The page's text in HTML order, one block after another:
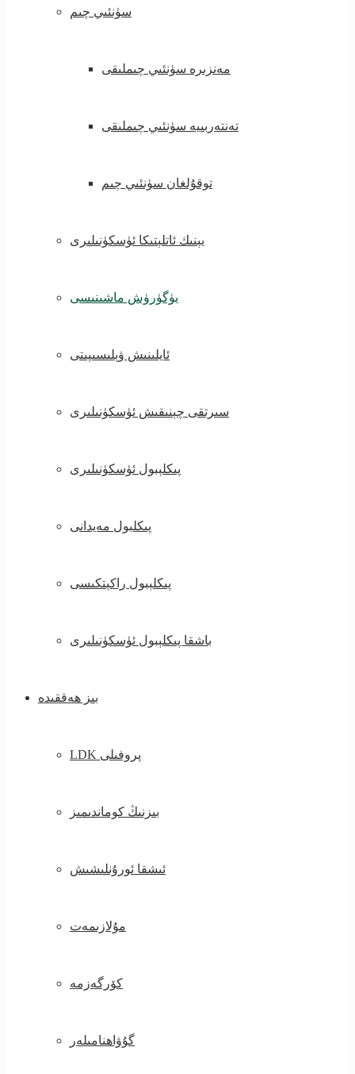
سۈنئىي چىم
مەنزىرە سۈنئىي چىملىقى
تەنتەربىيە سۈنئىي چىملىقى
توقۇلغان سۈنئىي چىم
يېنىك ئاتلېتىكا ئۈسكۈنىلىرى
يۈگۈرۈش ماشىنىسى
ئايلىنىش ۋېلىسىپىتى
سىرتقى چېنىقىش ئۈسكۈنىلىرى
پىكلېبول ئۈسكۈنىلىرى
پىكلبول مەيدانى
پىكلېبول راكېتكىسى
باشقا پىكلېبول ئۈسكۈنىلىرى
بىز ھەققىدە
LDK پروفىلى
بىزنىڭ كوماندىمىز
ئىشقا ئورۇنلىشىش
مۇلازىمەت
كۆرگەزمە
گۇۋاھنامىلەر